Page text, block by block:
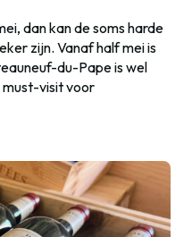
dan kan de soms harde
zijn. Vanaf half mei is
du-Pape is wel
must-visit voor